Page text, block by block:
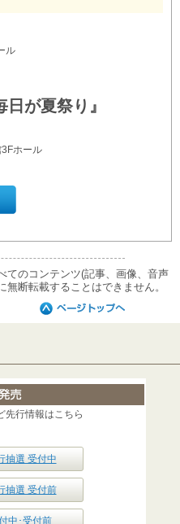
ル
が夏祭り』
ホール
てのコンテンツ(記事、画像、音声
断転載することはできません。
先行情報はこちら
抽選 受付中
抽選 受付前
中･受付前